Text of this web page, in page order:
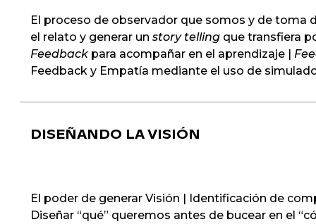
El proceso de observador que somos y de toma
el relato y generar un story telling que transfiera
Feedback para acompañar en el aprendizaje |
Feedback y Empatía mediante el uso de
DISEÑANDO LA VISIÓN
El poder de generar Visión | Identificación de
Diseñar “qué” queremos antes de bucear en el